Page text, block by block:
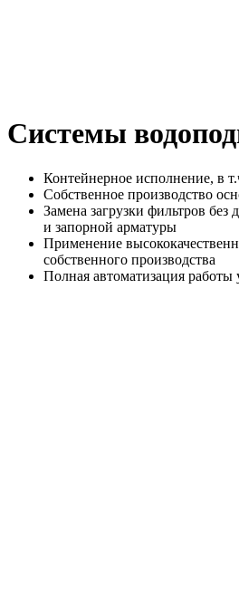
Системы
Контейнерное исполнение, в
Собственное производство
Замена загрузки фильтров без
и запорной арматуры
Применение
собственного производства
Полная автоматизация работы